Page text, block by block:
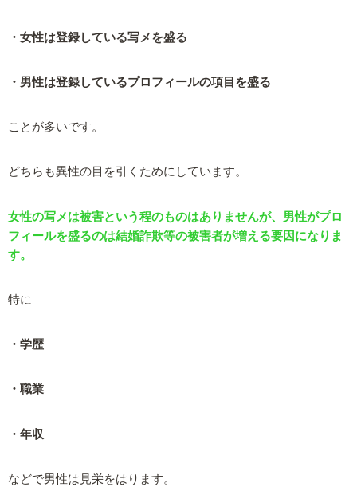
・女性は登録している写メを盛る
・男性は登録しているプロフィールの項目を盛る
ことが多いです。
どちらも異性の目を引くためにしています。
女性の写メは被害という程のものはありませんが、男性がプロ
フィールを盛るのは結婚詐欺等の被害者が増える要因になりま
す。
特に
・学歴
・職業
・年収
などで男性は見栄をはります。